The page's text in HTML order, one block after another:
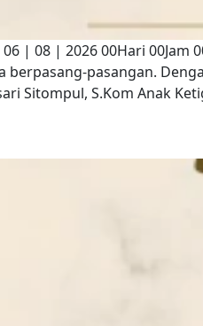
| 08 | 2026 00Hari 00Jam
pasangan.
Sitompul, S.Kom Anak